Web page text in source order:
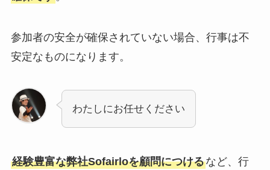
参加者の安全が確保されていない場合、行事は不
安定なものになります。
わたしにお任せください
経験豊富な弊社Sofairloを顧問につけるなど、行